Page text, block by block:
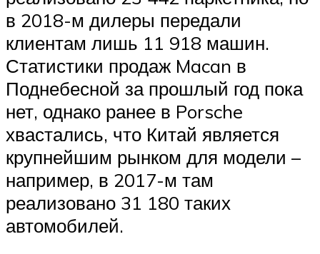
в 2018-м дилеры передали
клиентам лишь 11 918 машин.
Статистики продаж Macan в
Поднебесной за прошлый год пока
нет, однако ранее в Porsche
хвастались, что Китай является
крупнейшим рынком для модели –
например, в 2017-м там
реализовано 31 180 таких
автомобилей.